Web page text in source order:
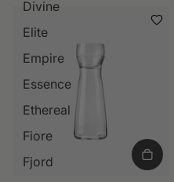
Divine
Elite
Empire
Essence
Ethereal
Fiore
Fjord